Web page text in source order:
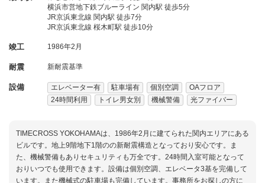
横浜市営地下鉄ブルーライン 関内駅 徒歩5分
JR京浜東北線 関内駅 徒歩7分
JR京浜東北線 桜木町駅 徒歩10分
竣工 1986年2月
耐震 新耐震基準
設備 エレベーター有 駐車場有 個別空調
OAフロア
24時間利用
トイレ男女別 機械警備 光ファイバー
TIMECROSS YOKOHAMAは、1986年2月に建てられた関内エリアにある
ビルです。地上9階地下1階のの新耐震構造となっており安心です。ま
た、機械警備もありセキュリティも万全です。24時間入室可能となって
おりいつでも使用できます。設備は個別空調、エレベータ3基を完備して
います。また機械式の駐車場も完備しています。事務所をお探しの方に